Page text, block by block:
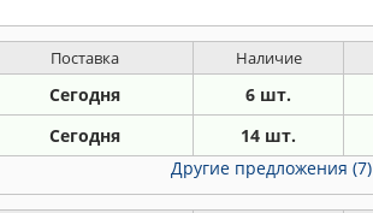
Поставка Наличие
Сегодня 6 шт.
Сегодня 14 шт.
Другие предложения (7)